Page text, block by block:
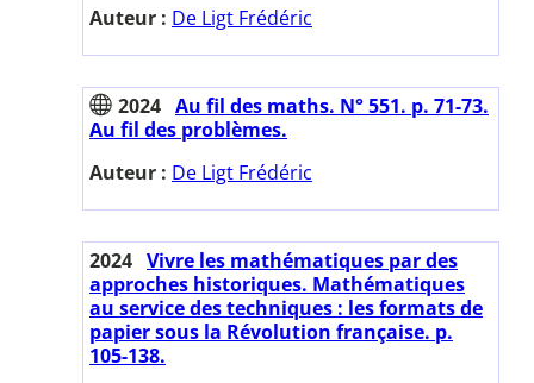
Auteur : De Ligt Frédéric
2024 Au fil des maths. N° 551. p. 71-73.
Au fil des problèmes.
Auteur : De Ligt Frédéric
2024 Vivre les mathématiques par des
approches historiques. Mathématiques
au service des techniques : les formats de
papier sous la Révolution française. p.
105-138.